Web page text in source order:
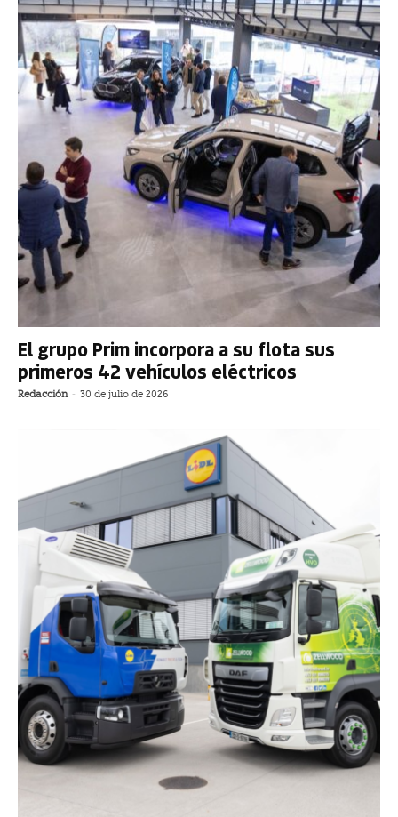
El grupo Prim incorpora a su flota sus
primeros 42 vehículos eléctricos
Redacción - 30 de julio de 2026